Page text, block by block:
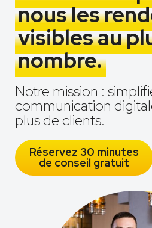
nous les
visibles au
nombre.
Notre mission :
communication
plus de clients.
Réservez 30 minutes
de conseil gratuit